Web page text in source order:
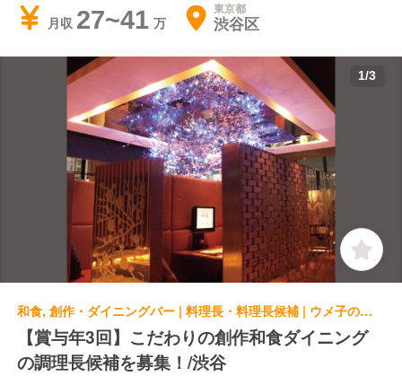
月収 27~41 東京都
渋谷区
1/3
和食, 創作・ダイニングバー | 料理長・料理長候補 | ウメ子の家 渋谷公園通店
【賞与年3回】こだわりの創作和食ダイニング
の調理長候補を募集！/渋谷